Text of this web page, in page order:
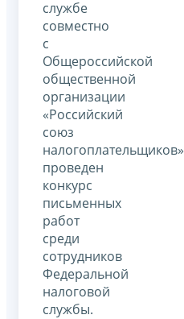
службе
совместно
с
Общероссийской
общественной
организации
«Российский
союз
налогоплательщиков»
проведен
конкурс
письменных
работ
среди
сотрудников
Федеральной
налоговой
службы.